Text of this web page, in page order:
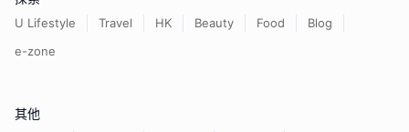
U Lifestyle Travel HK Beauty Food
Blog
e-zone
其他